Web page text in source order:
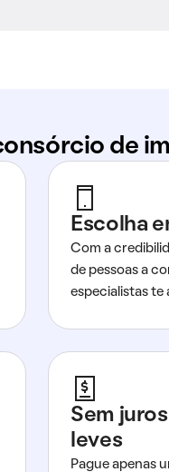
de
Escolha
Com a
de pessoas a
especialistas te
Sem
leves
Pague apenas